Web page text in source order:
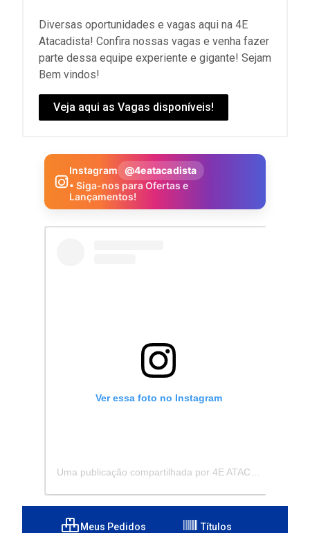
Diversas oportunidades e vagas aqui na 4E
Atacadista! Confira nossas vagas e venha fazer
parte dessa equipe experiente e gigante! Sejam
Bem vindos!
Veja aqui as Vagas disponíveis!
Instagram
@4eatacadista
• Siga-nos para Ofertas e
Lançamentos!
Ver essa foto no Instagram
Meus Pedidos Títulos